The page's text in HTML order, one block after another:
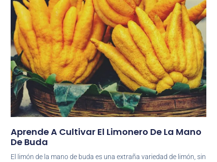
Aprende A Cultivar El Limonero De La Mano
De Buda
El limón de la mano de buda es una extraña variedad de limón, sin